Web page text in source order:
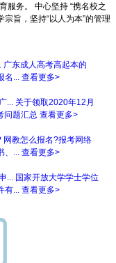
服务。 中心坚持 “携名校之
宗旨，坚持“以人为本”的管理
广东成人高考高起本的
名... 查看更多>
... 关于领取2020年12月
问题汇总 查看更多>
网教怎么报名?报考网络
、... 查看更多>
... 国家开放大学学士学位
有... 查看更多>